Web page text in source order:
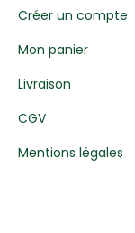
Créer un compte
Mon panier
Livraison
CGV
Mentions légales